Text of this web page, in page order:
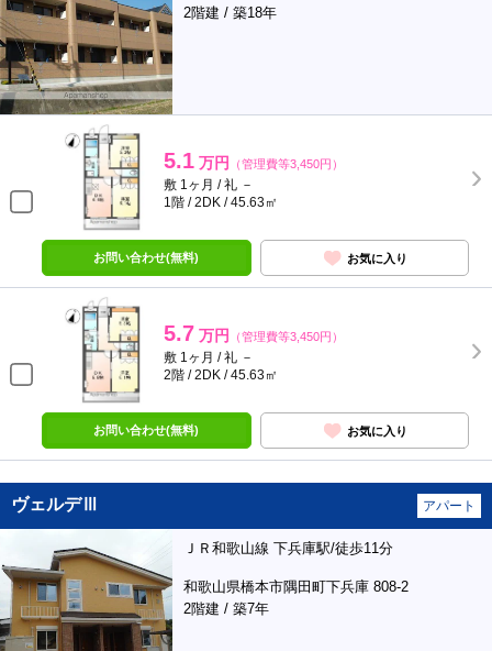
2階建 / 築18年
5.1 万円 （管理費等3,450円）
敷 1ヶ月 / 礼 －
1階 / 2DK / 45.63㎡
お問い合わせ(無料) お気に入り
5.7 万円 （管理費等3,450円）
敷 1ヶ月 / 礼 －
2階 / 2DK / 45.63㎡
お問い合わせ(無料) お気に入り
ヴェルデⅢ アパート
ＪＲ和歌山線 下兵庫駅/徒歩11分
和歌山県橋本市隅田町下兵庫 808-2
2階建 / 築7年